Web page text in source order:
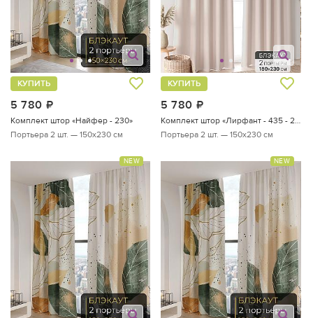
5 780
КУПИТЬ
Комплект штор «Найфер - 230»
Портьера 2 шт. — 150х230 см
5 780
КУПИТЬ
Портьера 2 шт. — 150х230 см
NEW NEW